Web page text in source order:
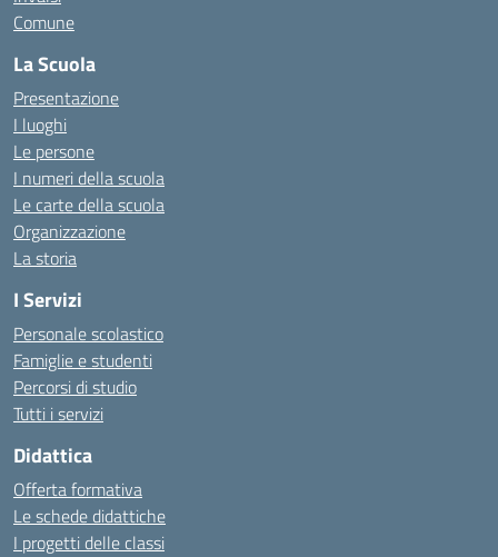
Comune
La Scuola
Presentazione
I luoghi
Le persone
I numeri della scuola
Le carte della scuola
Organizzazione
La storia
I Servizi
Personale scolastico
Famiglie e studenti
Percorsi di studio
Tutti i servizi
Didattica
Offerta formativa
Le schede didattiche
I progetti delle classi